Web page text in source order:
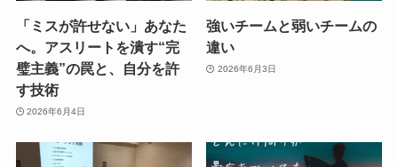
「ミスが許せない」あなた
へ。アスリートを潰す“完
璧主義”の罠と、自分を許
す技術
2026年6月4日
強いチームと弱いチームの
違い
2026年6月3日